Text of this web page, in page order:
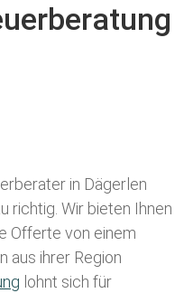
in Dägerlen
richtig. Wir bieten Ihnen
Offerte von einem
aus ihrer Region
lohnt sich für